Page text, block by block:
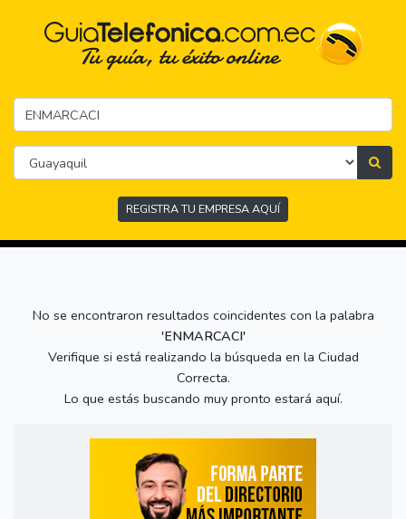
REGISTRA TU EMPRESA AQUÍ
No se encontraron resultados coincidentes con la palabra
'ENMARCACI'
Verifique si está realizando la búsqueda en la Ciudad
Correcta.
Lo que estás buscando muy pronto estará aquí.